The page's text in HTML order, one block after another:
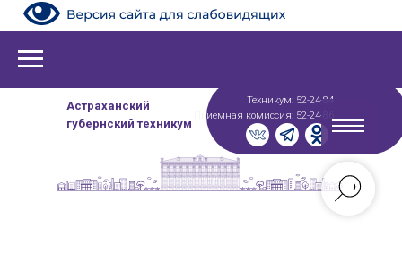
Астраханский
губернский техникум
Техникум: 52-24-84
Приемная комиссия: 52-24-86